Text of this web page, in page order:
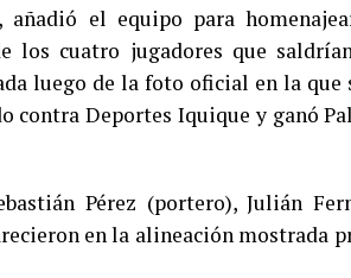
el equipo para
los cuatro jugadores que
luego de la foto oficial en la que
Deportes Iquique y ganó
Pérez (portero), Julián
en la alineación mostrada